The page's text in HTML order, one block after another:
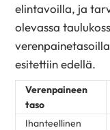
elintavoilla, ja
olevassa
esitettiin edellä.
Verenpaineen
taso
Ihanteellinen